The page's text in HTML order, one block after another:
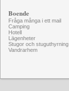
Boende
Fråga många i ett mail
Camping
Hotell
Lägenheter
Stugor och stuguthyrning
Vandrarhem